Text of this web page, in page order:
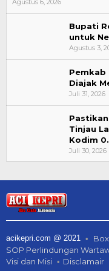
Agustus 6, 2026
Bupati
untuk
Agustus 3,
Pemkab
Diajak
Juli 31, 2026
Pastikan
Tinjau
Kodim
Juli 30, 2026
acikepri.com @ 2021
SOP Perlindungan
Visi dan Misi
Disclamair